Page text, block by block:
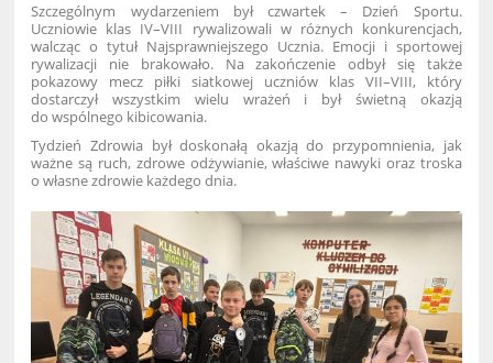
Szczególnym wydarzeniem był czwartek – Dzień Sportu.
Uczniowie klas IV–VIII rywalizowali w różnych konkurencjach,
walcząc o tytuł Najsprawniejszego Ucznia. Emocji i sportowej
rywalizacji nie brakowało. Na zakończenie odbył się także
pokazowy mecz piłki siatkowej uczniów klas VII–VIII, który
dostarczył wszystkim wielu wrażeń i był świetną okazją
do wspólnego kibicowania.
Tydzień Zdrowia był doskonałą okazją do przypomnienia, jak
ważne są ruch, zdrowe odżywianie, właściwe nawyki oraz troska
o własne zdrowie każdego dnia.